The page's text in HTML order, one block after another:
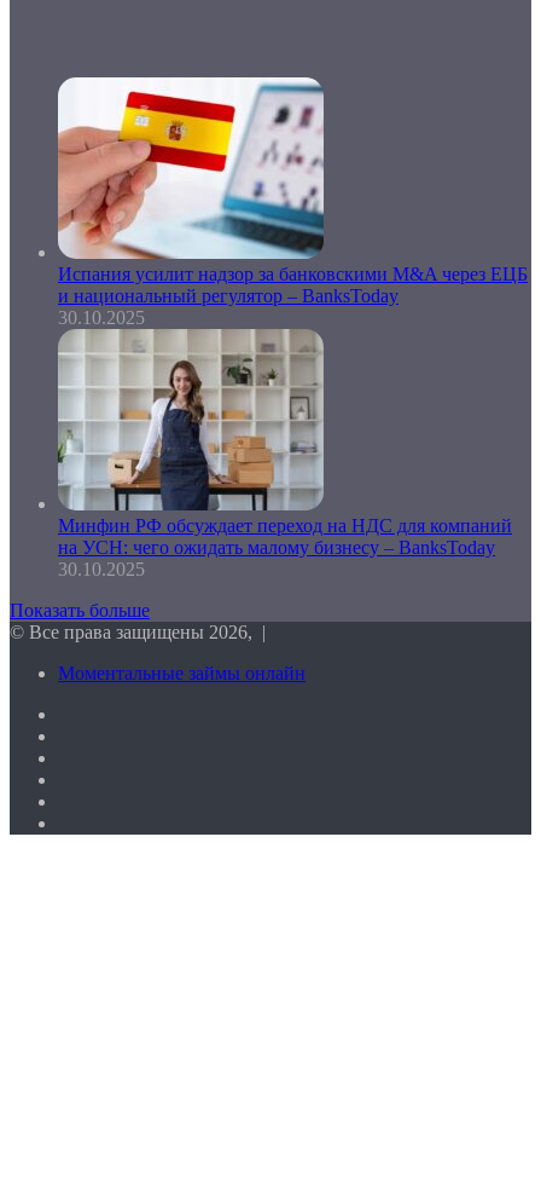
Испания усилит надзор за банковскими M&A через ЕЦБ
и национальный регулятор – BanksToday
30.10.2025
Минфин РФ обсуждает переход на НДС для компаний
на УСН: чего ожидать малому бизнесу – BanksToday
30.10.2025
Показать больше
© Все права защищены 2026, |
Моментальные займы онлайн